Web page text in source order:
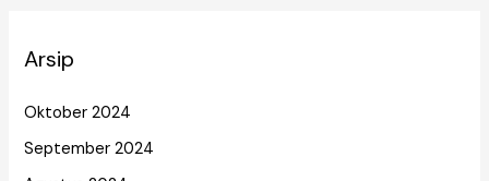
Arsip
Oktober 2024
September 2024